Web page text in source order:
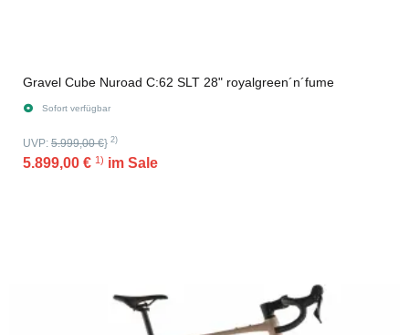
Gravel Cube Nuroad C:62 SLT 28" royalgreen´n´fume
Sofort verfügbar
UVP: 5.999,00 €} 2)
5.899,00 € 1) im Sale